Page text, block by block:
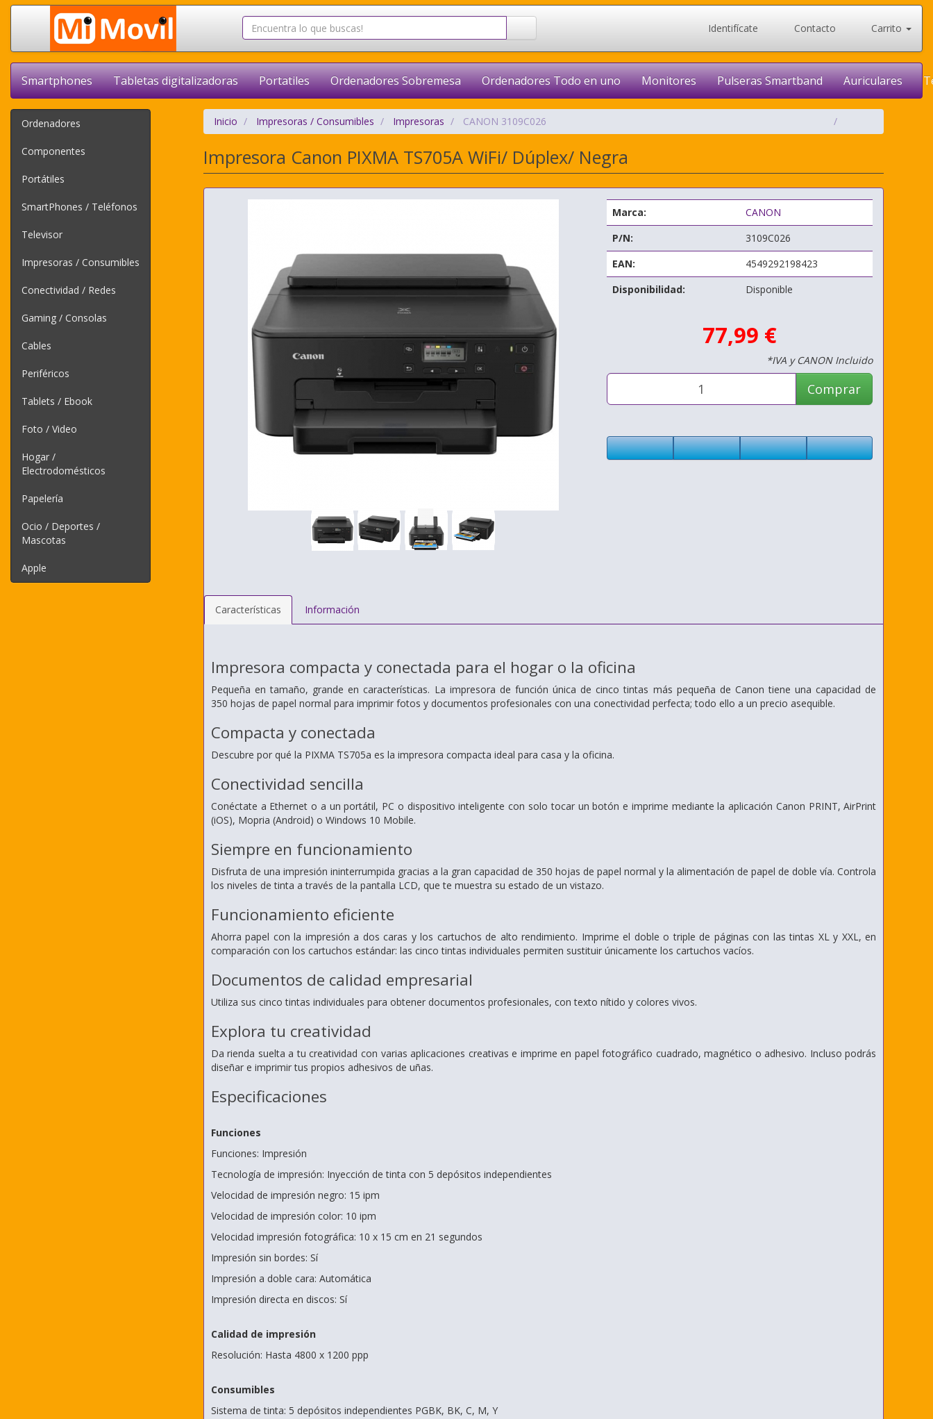
Identifícate Contacto Carrito
Smartphones Tabletas digitalizadoras Portatiles Ordenadores Sobremesa Ordenadores Todo en uno Monitores Pulseras Smartband Auriculares
Ordenadores
Componentes
Portátiles
SmartPhones / Teléfonos
Televisor
Impresoras / Consumibles
Conectividad / Redes
Gaming / Consolas
Cables
Periféricos
Tablets / Ebook
Foto / Video
Hogar /
Electrodomésticos
Papelería
Ocio / Deportes /
Mascotas
Apple
Inicio Impresoras / Consumibles Impresoras CANON 3109C026
Impresora Canon PIXMA TS705A WiFi/ Dúplex/ Negra
Marca:
CANON
P/N:
3109C026
EAN:
4549292198423
Disponibilidad:
Disponible
77,99 €
*IVA y CANON Incluido
Comprar
Características Información
Impresora compacta y conectada para el hogar o la oficina
Pequeña en tamaño, grande en características. La impresora de función única de cinco tintas más pequeña de Canon tiene una capacidad de
350 hojas de papel normal para imprimir fotos y documentos profesionales con una conectividad perfecta; todo ello a un precio asequible.
Compacta y conectada
Descubre por qué la PIXMA TS705a es la impresora compacta ideal para casa y la oficina.
Conectividad sencilla
Conéctate a Ethernet o a un portátil, PC o dispositivo inteligente con solo tocar un botón e imprime mediante la aplicación Canon PRINT, AirPrint
(iOS), Mopria (Android) o Windows 10 Mobile.
Siempre en funcionamiento
Disfruta de una impresión ininterrumpida gracias a la gran capacidad de 350 hojas de papel normal y la alimentación de papel de doble vía. Controla
los niveles de tinta a través de la pantalla LCD, que te muestra su estado de un vistazo.
Funcionamiento eficiente
Ahorra papel con la impresión a dos caras y los cartuchos de alto rendimiento. Imprime el doble o triple de páginas con las tintas XL y XXL, en
comparación con los cartuchos estándar: las cinco tintas individuales permiten sustituir únicamente los cartuchos vacíos.
Documentos de calidad empresarial
Utiliza sus cinco tintas individuales para obtener documentos profesionales, con texto nítido y colores vivos.
Explora tu creatividad
Da rienda suelta a tu creatividad con varias aplicaciones creativas e imprime en papel fotográfico cuadrado, magnético o adhesivo. Incluso podrás
diseñar e imprimir tus propios adhesivos de uñas.
Especificaciones
Funciones
Funciones: Impresión
Tecnología de impresión: Inyección de tinta con 5 depósitos independientes
Velocidad de impresión negro: 15 ipm
Velocidad de impresión color: 10 ipm
Velocidad impresión fotográfica: 10 x 15 cm en 21 segundos
Impresión sin bordes: Sí
Impresión a doble cara: Automática
Impresión directa en discos: Sí
Calidad de impresión
Resolución: Hasta 4800 x 1200 ppp
Consumibles
Sistema de tinta: 5 depósitos independientes PGBK, BK, C, M, Y